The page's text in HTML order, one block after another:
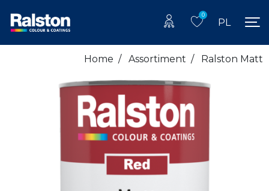
0
PL
Home / Assortiment / Ralston Matt